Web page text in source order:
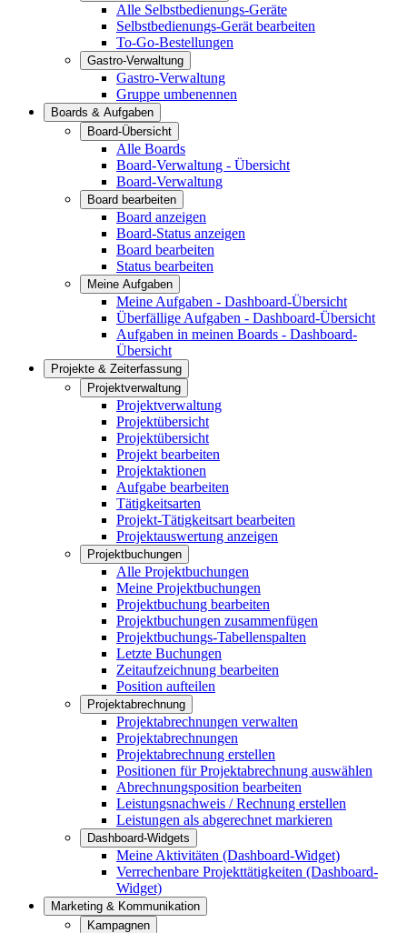
Alle Selbstbedienungs-Geräte
Selbstbedienungs-Gerät bearbeiten
To-Go-Bestellungen
Gastro-Verwaltung
Gastro-Verwaltung
Gruppe umbenennen
Boards & Aufgaben
Board-Übersicht
Alle Boards
Board-Verwaltung - Übersicht
Board-Verwaltung
Board bearbeiten
Board anzeigen
Board-Status anzeigen
Board bearbeiten
Status bearbeiten
Meine Aufgaben
Meine Aufgaben - Dashboard-Übersicht
Überfällige Aufgaben - Dashboard-Übersicht
Aufgaben in meinen Boards - Dashboard-
Übersicht
Projekte & Zeiterfassung
Projektverwaltung
Projektverwaltung
Projektübersicht
Projektübersicht
Projekt bearbeiten
Projektaktionen
Aufgabe bearbeiten
Tätigkeitsarten
Projekt-Tätigkeitsart bearbeiten
Projektauswertung anzeigen
Projektbuchungen
Alle Projektbuchungen
Meine Projektbuchungen
Projektbuchung bearbeiten
Projektbuchungen zusammenfügen
Projektbuchungs-Tabellenspalten
Letzte Buchungen
Zeitaufzeichnung bearbeiten
Position aufteilen
Projektabrechnung
Projektabrechnungen verwalten
Projektabrechnungen
Projektabrechnung erstellen
Positionen für Projektabrechnung auswählen
Abrechnungsposition bearbeiten
Leistungsnachweis / Rechnung erstellen
Leistungen als abgerechnet markieren
Dashboard-Widgets
Meine Aktivitäten (Dashboard-Widget)
Verrechenbare Projekttätigkeiten (Dashboard-
Widget)
Marketing & Kommunikation
Kampagnen